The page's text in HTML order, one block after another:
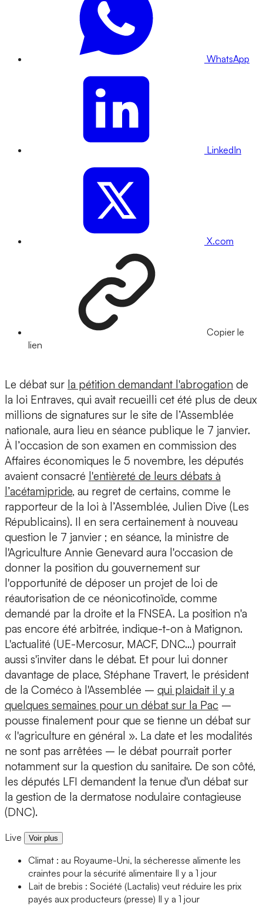
WhatsApp
LinkedIn
X.com
Copier le
lien
Le débat sur la pétition demandant l'abrogation de
la loi Entraves, qui avait recueilli cet été plus de deux
millions de signatures sur le site de l’Assemblée
nationale, aura lieu en séance publique le 7 janvier.
À l’occasion de son examen en commission des
Affaires économiques le 5 novembre, les députés
avaient consacré l'entièreté de leurs débats à
l’acétamipride, au regret de certains, comme le
rapporteur de la loi à l’Assemblée, Julien Dive (Les
Républicains). Il en sera certainement à nouveau
question le 7 janvier ; en séance, la ministre de
l'Agriculture Annie Genevard aura l'occasion de
donner la position du gouvernement sur
l'opportunité de déposer un projet de loi de
réautorisation de ce néonicotinoïde, comme
demandé par la droite et la FNSEA. La position n'a
pas encore été arbitrée, indique-t-on à Matignon.
L'actualité (UE-Mercosur, MACF, DNC...) pourrait
aussi s'inviter dans le débat. Et pour lui donner
davantage de place, Stéphane Travert, le président
de la Coméco à l'Assemblée – qui plaidait il y a
quelques semaines pour un débat sur la Pac –
pousse finalement pour que se tienne un débat sur
« l'agriculture en général ». La date et les modalités
ne sont pas arrêtées – le débat pourrait porter
notamment sur la question du sanitaire. De son côté,
les députés LFI demandent la tenue d'un débat sur
la gestion de la dermatose nodulaire contagieuse
(DNC).
Live Voir plus
Climat : au Royaume-Uni, la sécheresse alimente les
craintes pour la sécurité alimentaire Il y a 1 jour
Lait de brebis : Société (Lactalis) veut réduire les prix
payés aux producteurs (presse) Il y a 1 jour